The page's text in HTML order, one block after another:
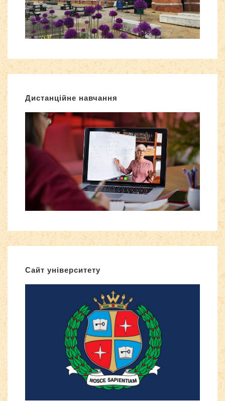
Дистанційне навчання
Сайт університету